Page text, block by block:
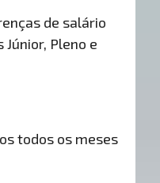
de salário
Pleno e
todos os meses